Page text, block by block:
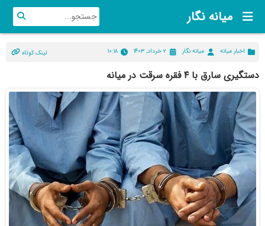
میانه نگار
اخبار میانه میانه نگار ۲ خرداد, ۱۴۰۳ ۱۰:۱۸ لینک کوتاه
دستگیری سارق با ۴ فقره سرقت در میانه